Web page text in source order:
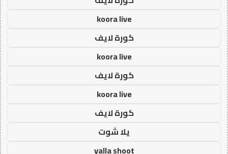
koora live
كورة لايف
koora live
كورة لايف
koora live
كورة لايف
يلا شوت
yalla shoot